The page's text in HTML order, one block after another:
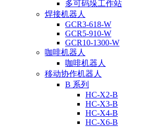
多可码垛工作站
焊接机器人
GCR3-618-W
GCR5-910-W
GCR10-1300-W
咖啡机器人
咖啡机器人
移动协作机器人
B 系列
HC-X2-B
HC-X3-B
HC-X4-B
HC-X6-B